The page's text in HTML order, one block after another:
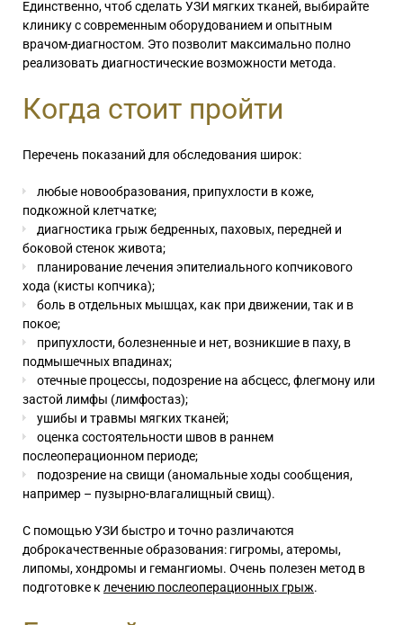
Единственно, чтоб сделать УЗИ мягких тканей, выбирайте
клинику с современным оборудованием и опытным
врачом-диагностом. Это позволит максимально полно
реализовать диагностические возможности метода.
Когда стоит пройти
Перечень показаний для обследования широк:
любые новообразования, припухлости в коже,
подкожной клетчатке;
диагностика грыж бедренных, паховых, передней и
боковой стенок живота;
планирование лечения эпителиального копчикового
хода (кисты копчика);
боль в отдельных мышцах, как при движении, так и в
покое;
припухлости, болезненные и нет, возникшие в паху, в
подмышечных впадинах;
отечные процессы, подозрение на абсцесс, флегмону или
застой лимфы (лимфостаз);
ушибы и травмы мягких тканей;
оценка состоятельности швов в раннем
послеоперационном периоде;
подозрение на свищи (аномальные ходы сообщения,
например – пузырно-влагалищный свищ).
С помощью УЗИ быстро и точно различаются
доброкачественные образования: гигромы, атеромы,
липомы, хондромы и гемангиомы. Очень полезен метод в
подготовке клечению послеоперационных грыж.